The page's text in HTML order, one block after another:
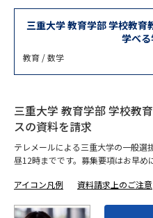
高等学校（情報）教員資格認定
試験
大学研究
大学で学べる内容や特徴を
新増設大学・学部・学科特集
データサイエンス特集
三重大学 教育学部 学校教育
学べ
教育 / 数学
三重大学 教育学部 学校教
スの資料を請求
テレメールによる三重大学の一般選
昼12時までです。募集要項はお早め
アイコン凡例 資料請求上のご注意